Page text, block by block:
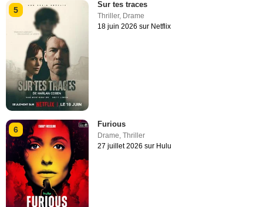
5
Sur tes traces
Thriller, Drame
18 juin 2026 sur Netflix
6
Furious
Drame ,Thriller
27 juillet 2026 sur Hulu